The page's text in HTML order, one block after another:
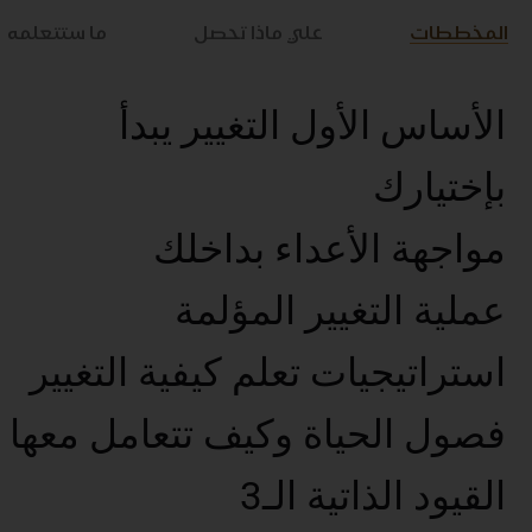
المخططات علي ماذا تحصل ما ستتعلمه
الأساس الأول التغيير يبدأ
بإختيارك
مواجهة الأعداء بداخلك
عملية التغيير المؤلمة
استراتيجيات تعلم كيفية التغيير
فصول الحياة وكيف تتعامل معها
القيود الذاتية الـ3